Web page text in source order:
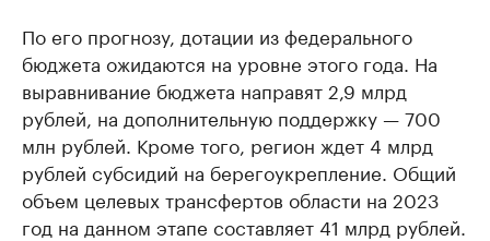
По его прогнозу, дотации из федерального
бюджета ожидаются на уровне этого года. На
выравнивание бюджета направят 2,9 млрд
рублей, на дополнительную поддержку — 700
млн рублей. Кроме того, регион ждет 4 млрд
рублей субсидий на берегоукрепление. Общий
объем целевых трансфертов области на 2023
год на данном этапе составляет 41 млрд рублей.